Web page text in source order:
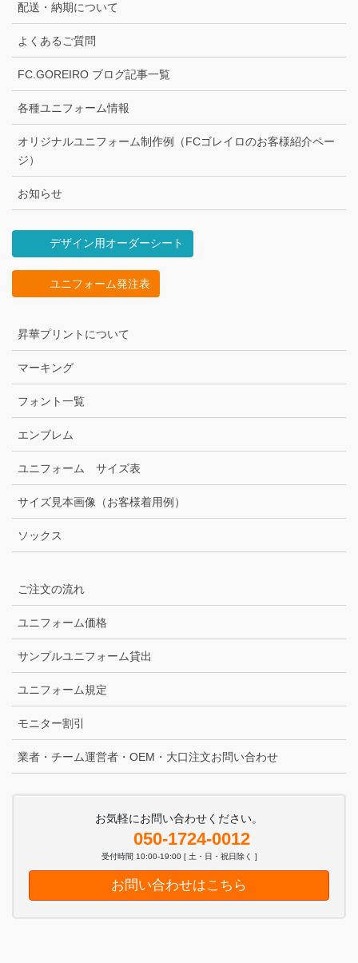
配送・納期について
よくあるご質問
FC.GOREIRO ブログ記事一覧
各種ユニフォーム情報
オリジナルユニフォーム制作例（FCゴレイロのお客様紹介ペー
ジ）
お知らせ
デザイン用オーダーシート
ユニフォーム発注表
昇華プリントについて
マーキング
フォント一覧
エンブレム
ユニフォーム サイズ表
サイズ見本画像（お客様着用例）
ソックス
ご注文の流れ
ユニフォーム価格
サンプルユニフォーム貸出
ユニフォーム規定
モニター割引
業者・チーム運営者・OEM・大口注文お問い合わせ
お気軽にお問い合わせください。
050-1724-0012
受付時間 10:00-19:00 [ 土・日・祝日除く ]
お問い合わせはこちら